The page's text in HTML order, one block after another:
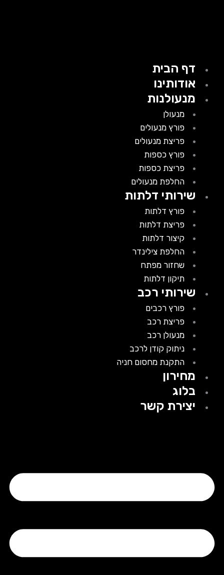
דף הבית
אודותינו
מנעולנות
מנעולן
פורץ מנעולים
פריצת מנעולים
פורץ כספות
פריצת כספות
החלפת מנעולים
שירותי דלתות
פורץ דלתות
פריצת דלתות
קיצור דלתות
החלפת צילינדר
שחזור מפתח
תיקון דלתות
שירותי רכב
פורץ רכבים
פריצת רכב
מנעולן רכב
ניתוק קודן לרכב
התקנת מחסום חניה
מחירון
בלוג
יצירת קשר